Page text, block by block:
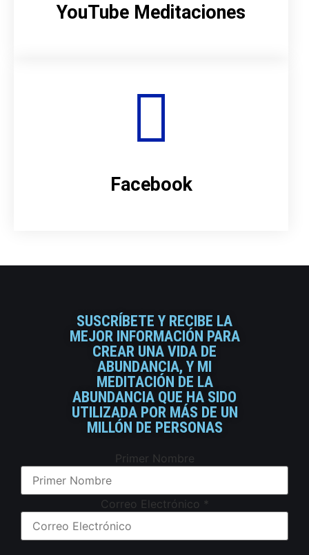
YouTube Meditaciones
Facebook
SUSCRÍBETE Y RECIBE LA
MEJOR INFORMACIÓN PARA
CREAR UNA VIDA DE
ABUNDANCIA, Y MI
MEDITACIÓN DE LA
ABUNDANCIA QUE HA SIDO
UTILIZADA POR MÁS DE UN
MILLÓN DE PERSONAS
Primer Nombre
Correo Electrónico *